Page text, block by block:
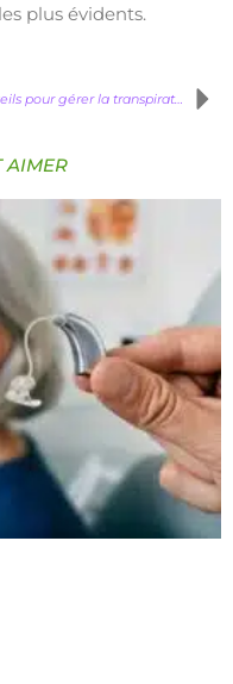
plus évidents.
Conseils pour gérer la transpiration excessive au quotidien
AIMER